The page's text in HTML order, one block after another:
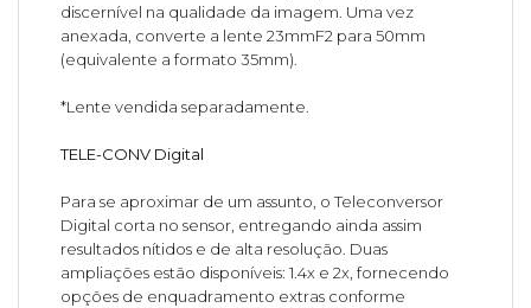
discernível na qualidade da imagem. Uma vez
anexada, converte a lente 23mmF2 para 50mm
(equivalente a formato 35mm).
*Lente vendida separadamente.
TELE-CONV Digital
Para se aproximar de um assunto, o Teleconversor
Digital corta no sensor, entregando ainda assim
resultados nítidos e de alta resolução. Duas
ampliações estão disponíveis: 1.4x e 2x, fornecendo
opções de enquadramento extras conforme